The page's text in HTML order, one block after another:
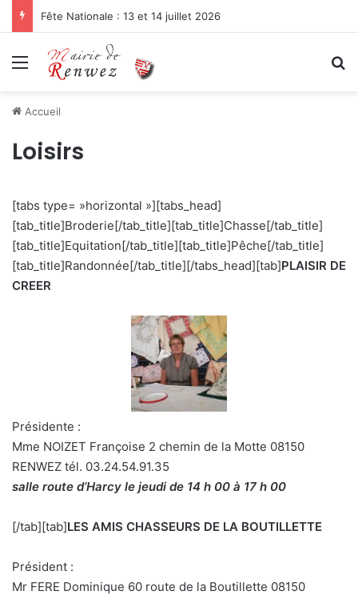
Fête Nationale : 13 et 14 juillet 2026
Menu
Accueil
Loisirs
[tabs type= »horizontal »][tabs_head]
[tab_title]Broderie[/tab_title][tab_title]Chasse[/tab_title]
[tab_title]Equitation[/tab_title][tab_title]Pêche[/tab_title]
[tab_title]Randonnée[/tab_title][/tabs_head][tab]PLAISIR DE
CREER
Présidente :
Mme NOIZET Françoise 2 chemin de la Motte 08150
RENWEZ tél. 03.24.54.91.35
salle route d’Harcy le jeudi de 14 h 00 à 17 h 00
[/tab][tab]LES AMIS CHASSEURS DE LA BOUTILLETTE
Président :
Mr FERE Dominique 60 route de la Boutillette 08150